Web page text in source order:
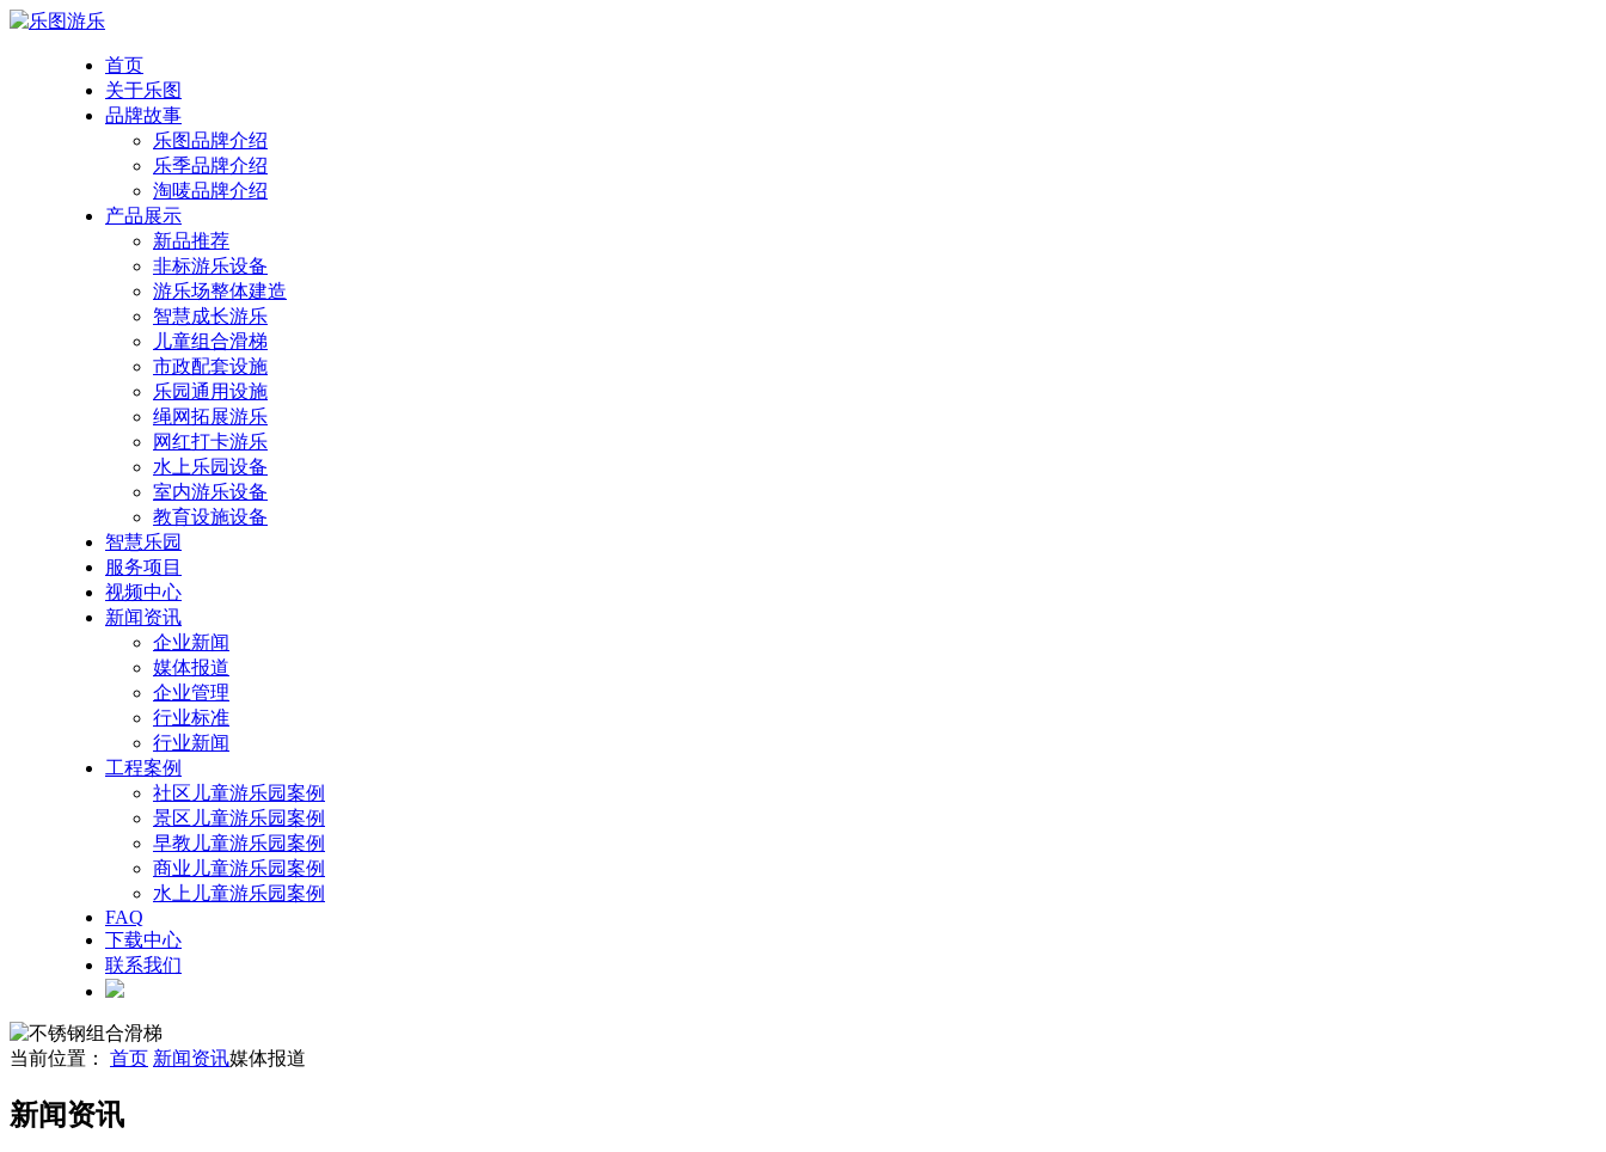
首页
关于乐图
品牌故事
乐图品牌介绍
乐季品牌介绍
淘唛品牌介绍
产品展示
新品推荐
非标游乐设备
游乐场整体建造
智慧成长游乐
儿童组合滑梯
市政配套设施
乐园通用设施
绳网拓展游乐
网红打卡游乐
水上乐园设备
室内游乐设备
教育设施设备
智慧乐园
服务项目
视频中心
新闻资讯
企业新闻
媒体报道
企业管理
行业标准
行业新闻
工程案例
社区儿童游乐园案例
景区儿童游乐园案例
早教儿童游乐园案例
商业儿童游乐园案例
水上儿童游乐园案例
FAQ
下载中心
联系我们
当前位置： 首页 新闻资讯媒体报道
新闻资讯